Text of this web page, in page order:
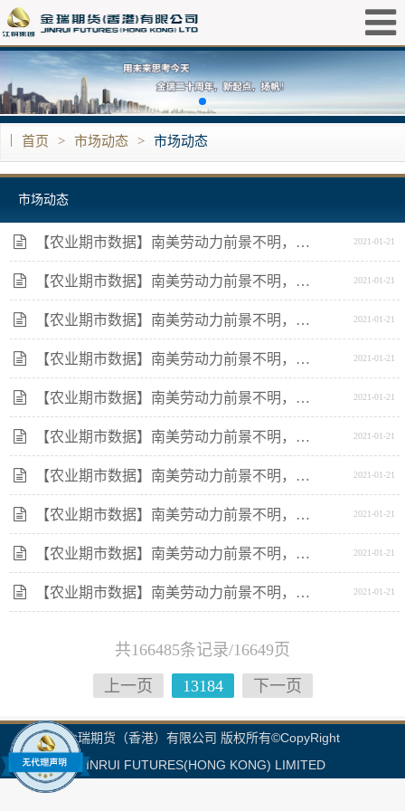
| 首页 > 市场动态 > 市场动态
市场动态
【农业期市数据】南美劳动力前景不明，美豆期货企稳 2021-01-21
【农业期市数据】南美劳动力前景不明，美豆期货企稳 2021-01-21
【农业期市数据】南美劳动力前景不明，美豆期货企稳 2021-01-21
【农业期市数据】南美劳动力前景不明，美豆期货企稳 2021-01-21
【农业期市数据】南美劳动力前景不明，美豆期货企稳 2021-01-21
【农业期市数据】南美劳动力前景不明，美豆期货企稳 2021-01-21
【农业期市数据】南美劳动力前景不明，美豆期货企稳 2021-01-21
【农业期市数据】南美劳动力前景不明，美豆期货企稳 2021-01-21
【农业期市数据】南美劳动力前景不明，美豆期货企稳 2021-01-21
【农业期市数据】南美劳动力前景不明，美豆期货企稳 2021-01-21
共166485条记录/16649页
上一页
13184 下一页
金瑞期货（香港）有限公司 版权所有©CopyRight
JINRUI FUTURES(HONG KONG) LIMITED